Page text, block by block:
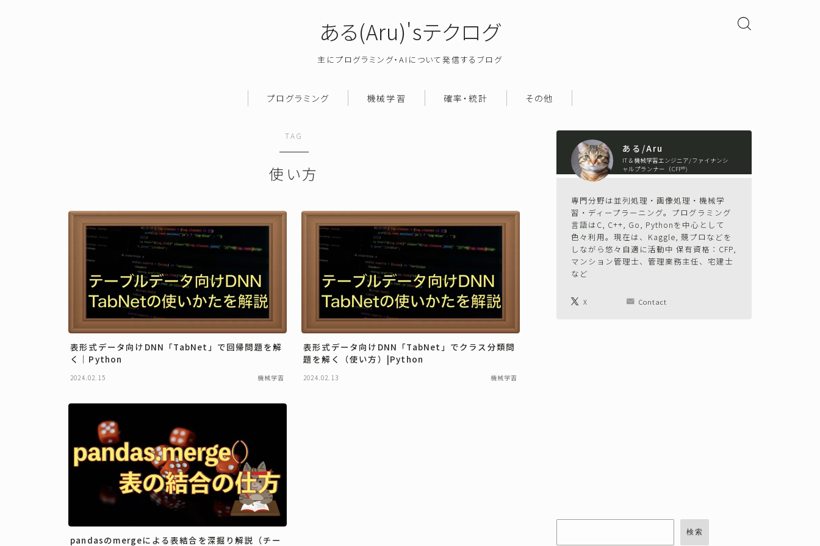
ある(Aru)'sテクログ
主にプログラミング・AIについて発信するブログ
プログラミング 機械学習 確率・統計 その他
TAG
使い方
表形式データ向けDNN「TabNet」で回帰問題を解
く｜Python
2024.02.15 機械学習
表形式データ向けDNN「TabNet」でクラス分類問
題を解く（使い方）|Python
2024.02.13 機械学習
pandasのmergeによる表結合を深掘り解説（チー
ある/Aru
IT＆機械学習エンジニア/ファイナンシ
ャルプランナー（CFP®)
専門分野は並列処理・画像処理・機械学
習・ディープラーニング。プログラミング
言語はC, C++, Go, Pythonを中心として
色々利用。現在は、Kaggle, 競プロなどを
しながら悠々自適に活動中 保有資格：CFP,
マンション管理士、管理業務主任、宅建士
など
X Contact
検索